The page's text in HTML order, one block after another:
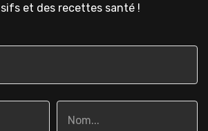
et des recettes santé !